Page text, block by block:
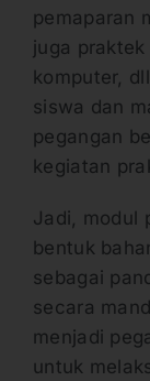
pemaparan
juga
komputer,
siswa dan
pegangan
kegiatan
Jadi, modul
bentuk
sebagai
secara
menjadi
untuk